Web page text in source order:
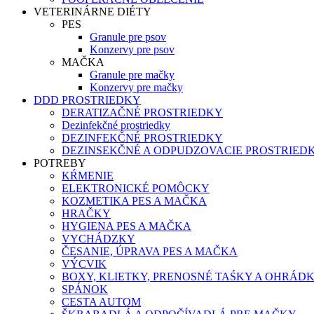
VETERINÁRNE DIÉTY
PES
Granule pre psov
Konzervy pre psov
MAČKA
Granule pre mačky
Konzervy pre mačky
DDD PROSTRIEDKY
DERATIZAČNÉ PROSTRIEDKY
Dezinfekčné prostriedky
DEZINFEKČNÉ PROSTRIEDKY
DEZINSEKČNÉ A ODPUDZOVACIE
POTREBY
KŔMENIE
ELEKTRONICKÉ POMÔCKY
KOZMETIKA PES A MAČKA
HRAČKY
HYGIENA PES A MAČKA
VYCHÁDZKY
ČESANIE, ÚPRAVA PES A MAČKA
VÝCVIK
BOXY, KLIETKY, PRENOSNÉ TAŚKY A
SPÁNOK
CESTA AUTOM